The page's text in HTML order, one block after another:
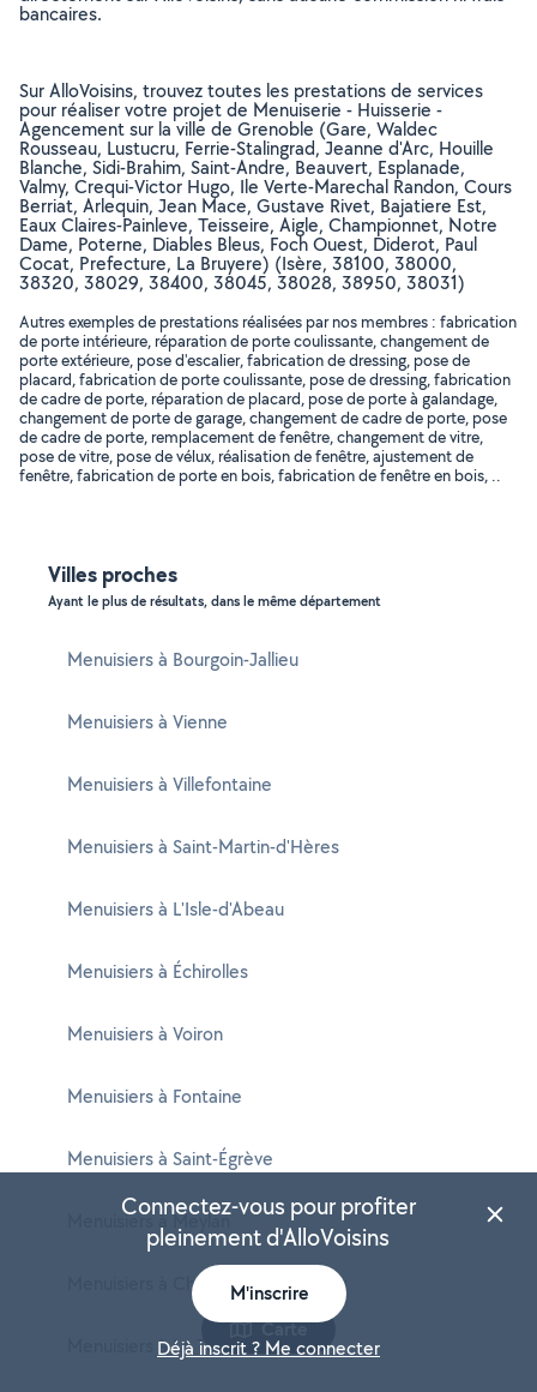
bancaires.
Sur AlloVoisins, trouvez toutes les prestations de services
pour réaliser votre projet de Menuiserie - Huisserie -
Agencement sur la ville de Grenoble (Gare, Waldec
Rousseau, Lustucru, Ferrie-Stalingrad, Jeanne d'Arc, Houille
Blanche, Sidi-Brahim, Saint-Andre, Beauvert, Esplanade,
Valmy, Crequi-Victor Hugo, Ile Verte-Marechal Randon, Cours
Berriat, Arlequin, Jean Mace, Gustave Rivet, Bajatiere Est,
Eaux Claires-Painleve, Teisseire, Aigle, Championnet, Notre
Dame, Poterne, Diables Bleus, Foch Ouest, Diderot, Paul
Cocat, Prefecture, La Bruyere) (Isère, 38100, 38000,
38320, 38029, 38400, 38045, 38028, 38950, 38031)
Autres exemples de prestations réalisées par nos membres : fabrication
de porte intérieure, réparation de porte coulissante, changement de
porte extérieure, pose d'escalier, fabrication de dressing, pose de
placard, fabrication de porte coulissante, pose de dressing, fabrication
de cadre de porte, réparation de placard, pose de porte à galandage,
changement de porte de garage, changement de cadre de porte, pose
de cadre de porte, remplacement de fenêtre, changement de vitre,
pose de vitre, pose de vélux, réalisation de fenêtre, ajustement de
fenêtre, fabrication de porte en bois, fabrication de fenêtre en bois, ..
Villes proches
Ayant le plus de résultats, dans le même département
Menuisiers à Bourgoin-Jallieu
Menuisiers à Vienne
Menuisiers à Villefontaine
Menuisiers à Saint-Martin-d'Hères
Menuisiers à L'Isle-d'Abeau
Menuisiers à Échirolles
Menuisiers à Voiron
Menuisiers à Fontaine
Menuisiers à Saint-Égrève
Menuisiers à Meylan
Menuisiers à Charvieu-Chavagneux
Menuisiers à La Tour-du-Pin
Carte
Connectez-vous pour profiter
pleinement d'AlloVoisins
M'inscrire
Déjà inscrit ? Me connecter